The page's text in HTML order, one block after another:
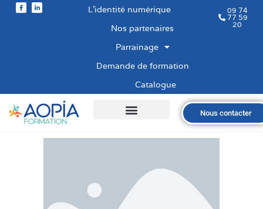
L’identité numérique
Nos partenaires
Parrainage
Demande de formation
Catalogue
09 74
77 59
20
Nous contacter